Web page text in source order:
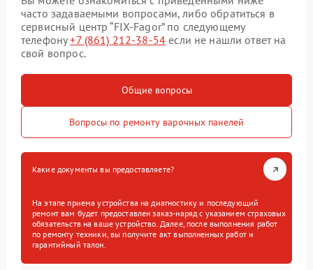
часто задаваемыми вопросами, либо обратиться в
сервисный центр “FIX-Fagor” по следующему
телефону+7 (861) 212-38-54 если не нашли ответ на
свой вопрос.
Общие вопросы
Вопросы по ремонту варочных панелей
Какие документы вы предоставляете?
На этапе приема устройства на диагностику и последующий
ремонт вам будет предоставлен заказ-наряд с указанием страховых
обязательств на ваше устройство. Далее, после выполнения работ
по ремонту техники, вы получите акт выполненных работ и
гарантийный талон.